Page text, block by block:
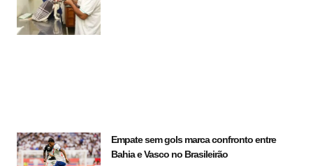
Empate sem gols marca confronto entre
Bahia e Vasco no Brasileirão